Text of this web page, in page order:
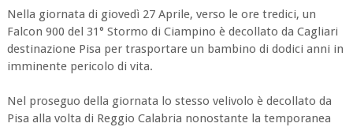
Nella giornata di giovedì 27 Aprile, verso le ore tredici, un
Falcon 900 del 31° Stormo di Ciampino è decollato da Cagliari
destinazione Pisa per trasportare un bambino di dodici anni in
imminente pericolo di vita.
Nel proseguo della giornata lo stesso velivolo è decollato da
Pisa alla volta di Reggio Calabria nonostante la temporanea